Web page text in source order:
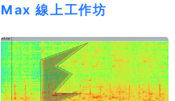
Max 線上工作坊